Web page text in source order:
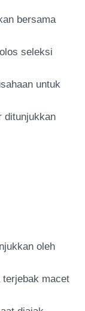
bersama
seleksi
untuk
ditunjukkan
oleh
macet